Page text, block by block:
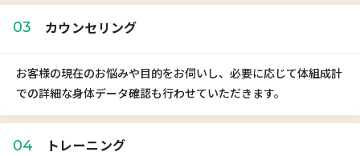
03 カウンセリング
お客様の現在のお悩みや目的をお伺いし、必要に応じて体組成計
での詳細な身体データ確認も行わせていただきます。
04 トレーニング